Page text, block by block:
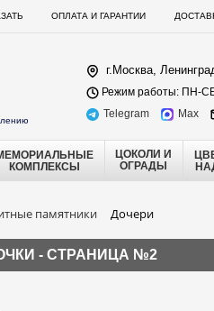
ОПЛАТА И ГАРАНТИИ
г.Москва,
Режим работы: ПН-
Telegram
Max
КОМПЛЕКСЫ
ЦОКОЛИ И
ОГРАДЫ
памятники Дочери
- СТРАНИЦА №2